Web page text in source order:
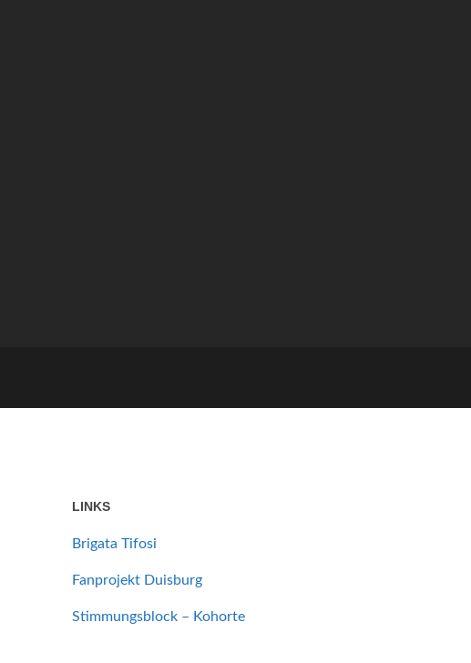
LINKS
Brigata Tifosi
Fanprojekt Duisburg
Stimmungsblock – Kohorte